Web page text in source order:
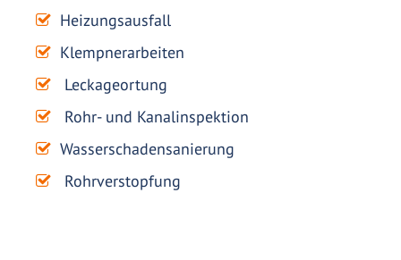
Heizungsausfall
Klempnerarbeiten
Leckageortung
Rohr- und Kanalinspektion
Wasserschadensanierung
Rohrverstopfung